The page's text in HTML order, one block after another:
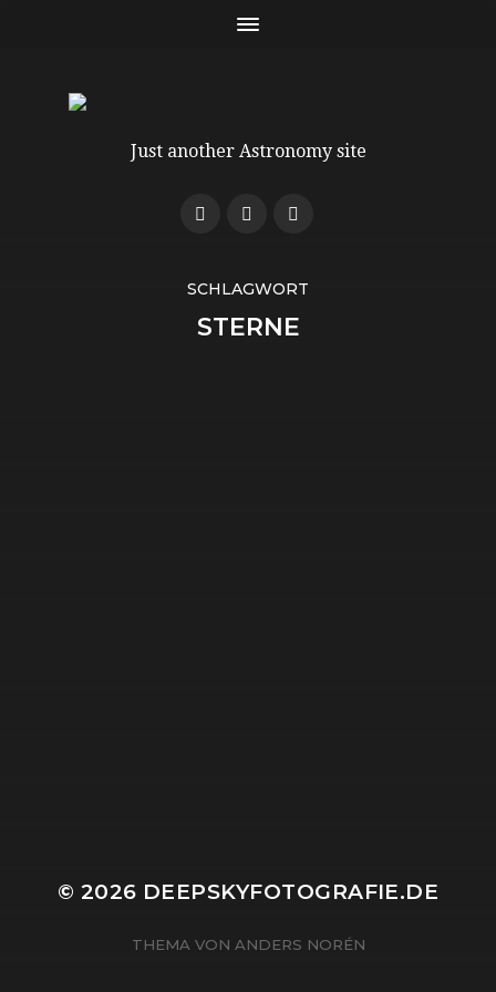
Just another Astronomy site
SCHLAGWORT
STERNE
© 2026 DEEPSKYFOTOGRAFIE.DE
THEMA VON ANDERS NORÉN